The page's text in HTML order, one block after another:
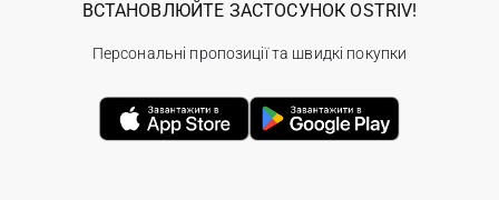
ВСТАНОВЛЮЙТЕ ЗАСТОСУНОК OSTRIV!
Персональні пропозиції та швидкі покупки